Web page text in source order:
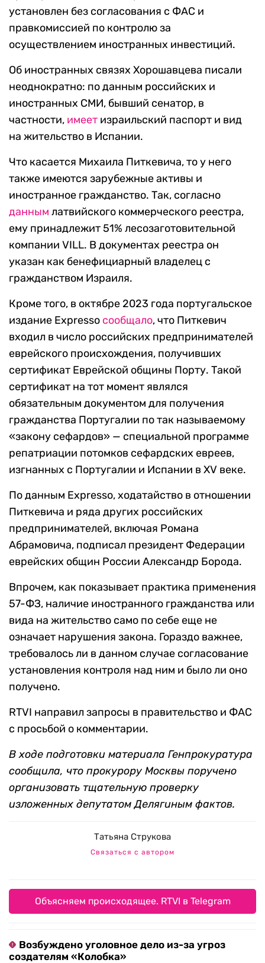
установлен без согласования с ФАС и
правкомиссией по контролю за
осуществлением иностранных инвестиций.
Об иностранных связях Хорошавцева писали
неоднократно: по данным российских и
иностранных СМИ, бывший сенатор, в
частности, имеет израильский паспорт и вид
на жительство в Испании.
Что касается Михаила Питкевича, то у него
также имеются зарубежные активы и
иностранное гражданство. Так, согласно
данным латвийского коммерческого реестра,
ему принадлежит 51% лесозаготовительной
компании VILL. В документах реестра он
указан как бенефициарный владелец с
гражданством Израиля.
Кроме того, в октябре 2023 года португальское
издание Expresso сообщало, что Питкевич
входил в число российских предпринимателей
еврейского происхождения, получивших
сертификат Еврейской общины Порту. Такой
сертификат на тот момент являлся
обязательным документом для получения
гражданства Португалии по так называемому
«закону сефардов» — специальной программе
репатриации потомков сефардских евреев,
изгнанных с Португалии и Испании в XV веке.
По данным Expresso, ходатайство в отношении
Питкевича и ряда других российских
предпринимателей, включая Романа
Абрамовича, подписал президент Федерации
еврейских общин России Александр Борода.
Впрочем, как показывает практика применения
57-ФЗ, наличие иностранного гражданства или
вида на жительство само по себе еще не
означает нарушения закона. Гораздо важнее,
требовалось ли в данном случае согласование
установления контроля над ним и было ли оно
получено.
RTVI направил запросы в правительство и ФАС
с просьбой о комментарии.
В ходе подготовки материала Генпрокуратура
сообщила, что прокурору Москвы поручено
организовать тщательную проверку
изложенных депутатом Делягиным фактов.
Татьяна Струкова
Связаться с автором
Объясняем происходящее. RTVI в Telegram
Возбуждено уголовное дело из-за угроз
создателям «Колобка»